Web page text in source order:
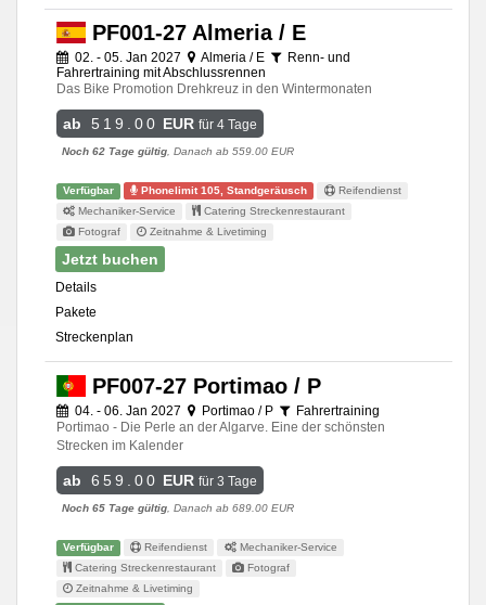
PF001-27 Almeria / E
02. - 05. Jan 2027 Almeria / E
Renn- und
Fahrertraining mit Abschlussrennen
Das Bike Promotion Drehkreuz in den Wintermonaten
ab 519.00 EUR für 4 Tage
Noch 62 Tage gültig , Danach ab 559.00 EUR
Verfügbar Phonelimit 105, Standgeräusch
Reifendienst
Mechaniker-Service
Catering Streckenrestaurant
Fotograf
Zeitnahme & Livetiming
Jetzt buchen
Details
Pakete
Streckenplan
PF007-27 Portimao / P
04. - 06. Jan 2027 Portimao / P
Fahrertraining
Portimao - Die Perle an der Algarve. Eine der schönsten
Strecken im Kalender
ab 659.00 EUR für 3 Tage
Noch 65 Tage gültig, Danach ab 689.00 EUR
Verfügbar Reifendienst
Mechaniker-Service
Catering Streckenrestaurant
Fotograf
Zeitnahme & Livetiming